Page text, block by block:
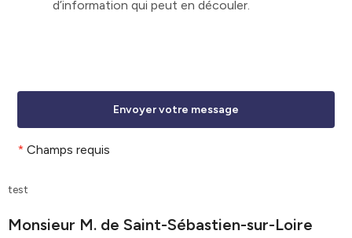
d’information qui peut en découler.
* Champs requis
test
Monsieur M. de Saint-Sébastien-sur-Loire